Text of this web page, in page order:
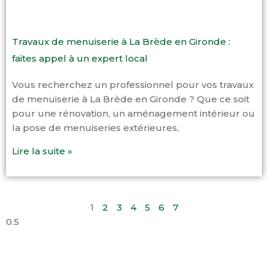
Travaux de menuiserie à La Brède en Gironde :
faites appel à un expert local
Vous recherchez un professionnel pour vos travaux
de menuiserie à La Brède en Gironde ? Que ce soit
pour une rénovation, un aménagement intérieur ou
la pose de menuiseries extérieures,
Lire la suite »
1 2 3 4 5 6 7